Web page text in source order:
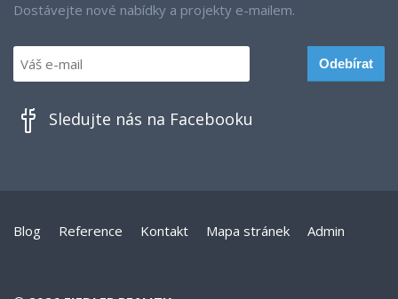
Dostávejte nové nabídky a projekty e-mailem.
Sledujte nás na Facebooku
Blog Reference Kontakt Mapa stránek Admin